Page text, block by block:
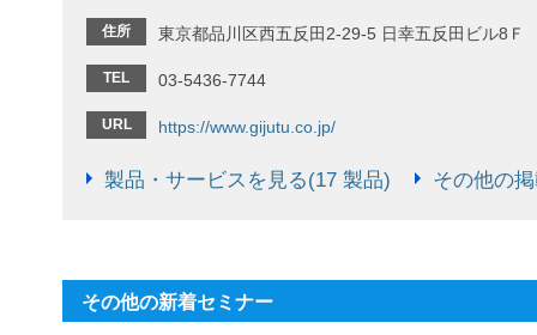
住所 東京都品川区西五反田2-29-5 日幸五反田ビル8Ｆ
TEL 03-5436-7744
URL https://www.gijutu.co.jp/
製品・サービスを見る(17 製品) その他の
その他の新着セミナー